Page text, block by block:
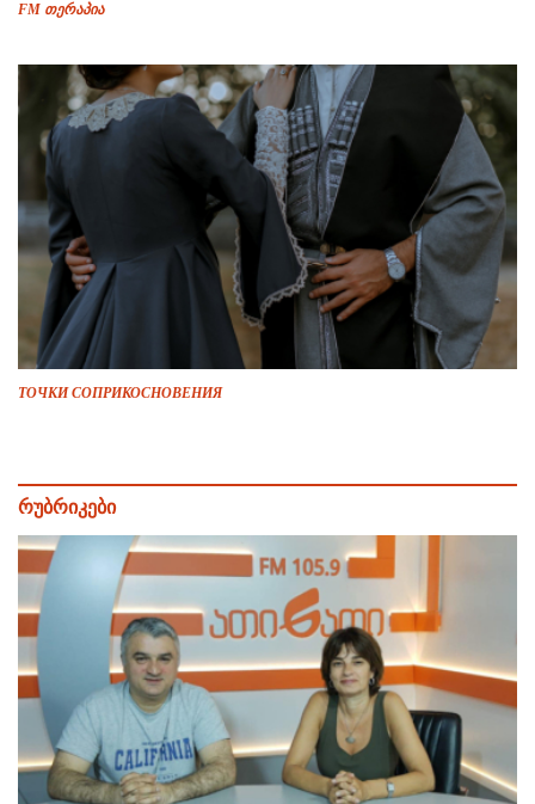
FM თერაპია
ТОЧКИ СОПРИКОСНОВЕНИЯ
რუბრიკები